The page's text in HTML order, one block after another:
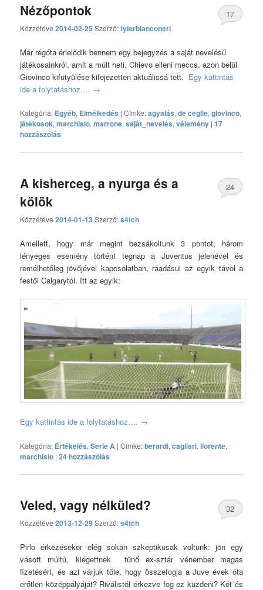
Nézőpontok
Közzétéve2014-02-25 Szerző:tylerbianconeri
17
Már régóta érlelődik bennem egy bejegyzés a saját nevelésű
játékosainkról, amit a múlt heti, Chievo elleni meccs, azon belül
Giovinco kifütyülése kifejezetten aktuálissá tett. Egy kattintás
ide a folytatáshoz…. →
Kategória: Egyéb, Elmélkedés |Címke:agyalás,de ceglie,giovinco,
játékosok,marchisio,marrone,saját_nevelés,vélemény |17
hozzászólás
A kisherceg, a nyurga és a
kölök
Közzétéve2014-01-13 Szerző:s4tch
24
Amellett, hogy már megint bezsákoltunk 3 pontot, három
lényeges esemény történt tegnap a Juventus jelenével és
remélhetőleg jövőjével kapcsolatban, ráadásul az egyik távol a
festői Calgarytól. Itt az egyik:
Egy kattintás ide a folytatáshoz…. →
Kategória: Értékelés,Serie A |Címke:berardi,cagliari,llorente,
marchisio |24 hozzászólás
Veled, vagy nélküled?
Közzétéve2013-12-29Szerző:s4tch
32
Pirlo érkezésekor elég sokan szkeptikusak voltunk: jön egy
vásott múltú, kiégettnek tűnő ex-sztár vénember magas
fizetésért, és azt várjuk tőle, hogy összefogja a Juve évek óta
erőtlen középpályáját? Riválistól érkezve fog ez küzdeni? Két és